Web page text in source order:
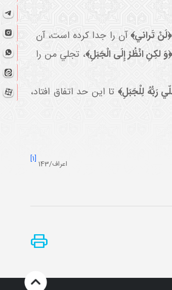
﴿لَنْ تَراني﴾آن را جدا کرده است، آن
﴿وَ لكِنِ انْظُرْ إِلَى الْجَبَلِ﴾، تجلي من را
رَبُّهُ لِلْجَبَلِ﴾ تا اين حد اتفاق افتاد،
[1] اعراف/143